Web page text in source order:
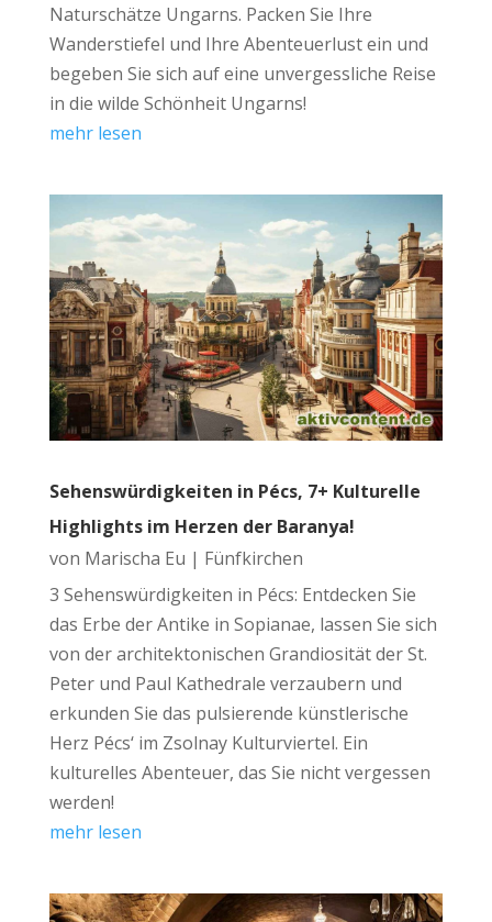
Naturschätze Ungarns. Packen Sie Ihre
Wanderstiefel und Ihre Abenteuerlust ein und
begeben Sie sich auf eine unvergessliche Reise
in die wilde Schönheit Ungarns!
mehr lesen
Sehenswürdigkeiten in Pécs, 7+ Kulturelle
Highlights im Herzen der Baranya!
von Marischa Eu | Fünfkirchen
3 Sehenswürdigkeiten in Pécs: Entdecken Sie
das Erbe der Antike in Sopianae, lassen Sie sich
von der architektonischen Grandiosität der St.
Peter und Paul Kathedrale verzaubern und
erkunden Sie das pulsierende künstlerische
Herz Pécs‘ im Zsolnay Kulturviertel. Ein
kulturelles Abenteuer, das Sie nicht vergessen
werden!
mehr lesen